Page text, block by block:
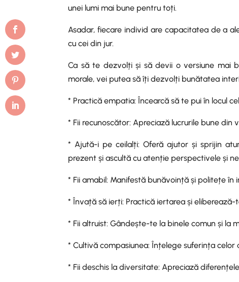
unei lumi mai bune pentru toți.
Asadar, fiecare individ are capacitatea de a
cu cei din jur.
Ca să te dezvolți și să devii o versiune mai
morale, vei putea să îți dezvolți bunătatea
* Practică empatia: Încearcă să te pui în locul
* Fii recunoscător: Apreciază lucrurile bune
* Ajută-i pe ceilalți: Oferă ajutor și sprijin
prezent și ascultă cu atenție perspectivele și
* Fii amabil: Manifestă bunăvoință și politețe în
* Învață să ierți: Practică iertarea și
* Fii altruist: Gândește-te la binele comun și la
* Cultivă compasiunea: Înțelege suferința
* Fii deschis la diversitate: Apreciază